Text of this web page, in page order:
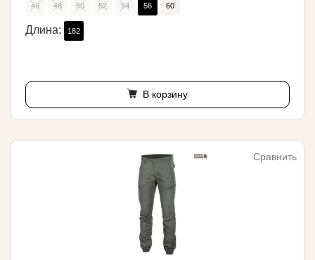
46 48 50 52 54 56 60
Длина: 182
В корзину
Сравнить